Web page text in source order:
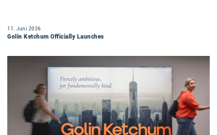
11. Juni 2026
Golin Ketchum Officially Launches